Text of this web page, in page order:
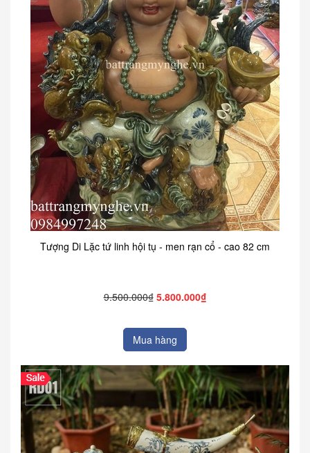
Tượng Di Lặc tứ linh hội tụ - men rạn cổ - cao 82 cm
9.500.000₫ 5.800.000₫
Mua hàng